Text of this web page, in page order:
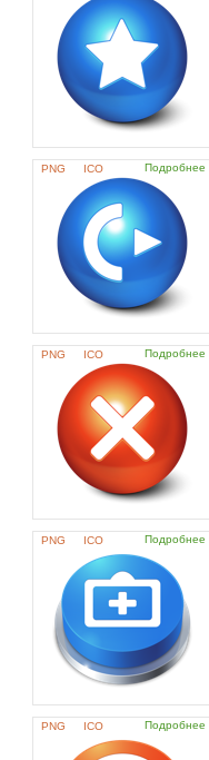
PNG ICO Подробнее
PNG ICO Подробнее
PNG ICO Подробнее
PNG ICO Подробнее